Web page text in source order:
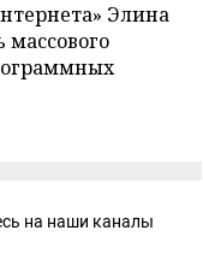
Элина
массового
на наши каналы